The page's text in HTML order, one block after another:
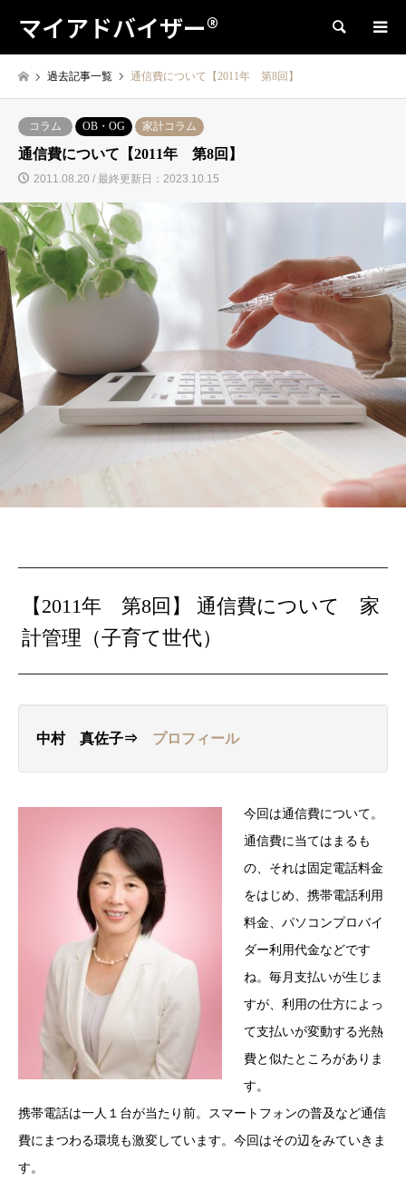
マイアドバイザー® 検索
過去記事一覧 通信費について【2011年 第8回】
コラム OB・OG 家計コラム
通信費について【2011年 第8回】
2011.08.20 / 最終更新日：2023.10.15
【2011年 第8回】通信費について
家
計管理（子育て世代）
中村 真佐子⇒ プロフィール
今回は通信費について。
通信費に当てはまるも
の、それは固定電話料金
をはじめ、携帯電話利用
料金、パソコンプロバイ
ダー利用代金などです
ね。毎月支払いが生じま
すが、利用の仕方によっ
て支払いが変動する光熱
費と似たところがありま
す。
携帯電話は一人１台が当たり前。スマートフォンの普及など通信
費にまつわる環境も激変しています。今回はその辺をみていきま
す。